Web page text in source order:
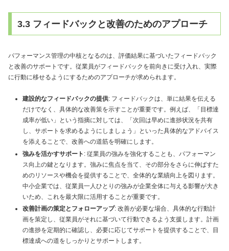
3.3 フィードバックと改善のためのアプローチ
パフォーマンス管理の中核となるのは、評価結果に基づいたフィードバック
と改善のサポートです。従業員がフィードバックを前向きに受け入れ、実際
に行動に移せるようにするためのアプローチが求められます。
建設的なフィードバックの提供: フィードバックは、単に結果を伝える
だけでなく、具体的な改善策を示すことが重要です。例えば、「目標達
成率が低い」という指摘に対しては、「次回は早めに進捗状況を共有
し、サポートを求めるようにしましょう」といった具体的なアドバイス
を添えることで、改善への道筋を明確にします。
強みを活かすサポート : 従業員の強みを強化することも、パフォーマン
ス向上の鍵となります。強みに焦点を当て、その部分をさらに伸ばすた
めのリソースや機会を提供することで、全体的な業績向上を図ります。
中小企業では、従業員一人ひとりの強みが企業全体に与える影響が大き
いため、これを最大限に活用することが重要です。
改善計画の策定とフォローアップ: 改善が必要な場合、具体的な行動計
画を策定し、従業員がそれに基づいて行動できるよう支援します。計画
の進捗を定期的に確認し、必要に応じてサポートを提供することで、目
標達成への道をしっかりとサポートします。